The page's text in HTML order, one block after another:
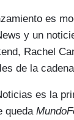
es
y un
Rachel
de la
es la
queda